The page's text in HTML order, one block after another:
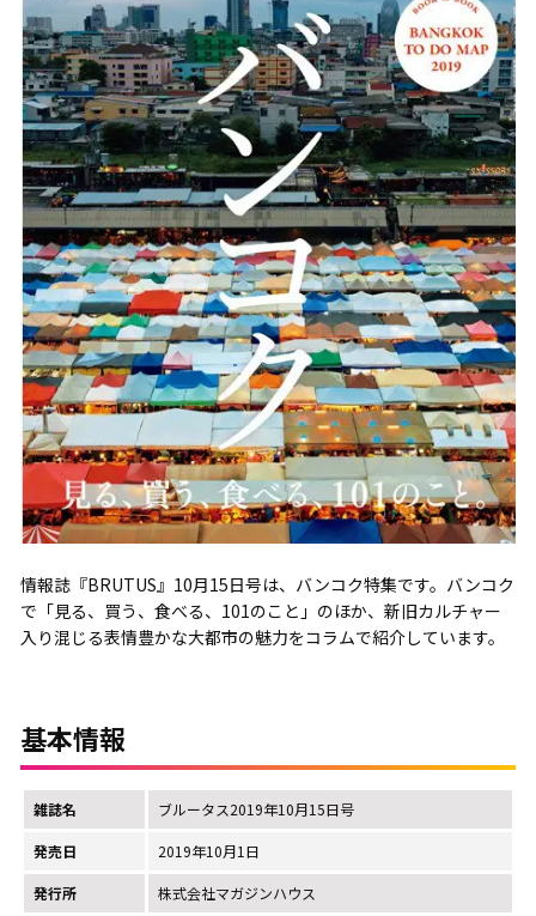
情報誌『BRUTUS』10月15日号は、バンコク特集です。バンコク
で「見る、買う、食べる、101のこと」のほか、新旧カルチャー
入り混じる表情豊かな大都市の魅力をコラムで紹介しています。
基本情報
雑誌名 ブルータス2019年10月15日号
発売日 2019年10月1日
発行所 株式会社マガジンハウス